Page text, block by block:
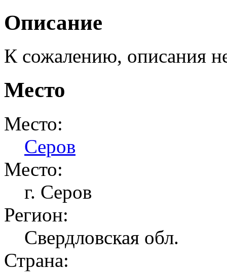
Описание
К сожалению, описания
Место
Место:
Серов
Место:
г. Серов
Регион:
Свердловская обл.
Страна: